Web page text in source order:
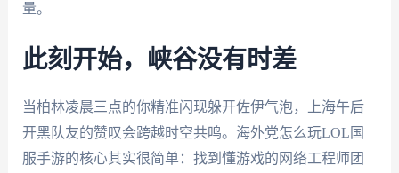
量。
此刻开始，峡谷没有时差
当柏林凌晨三点的你精准闪现躲开佐伊气泡，上海午后
开黑队友的赞叹会跨越时空共鸣。海外党怎么玩LOL国
服手游的核心其实很简单：找到懂游戏的网络工程师团